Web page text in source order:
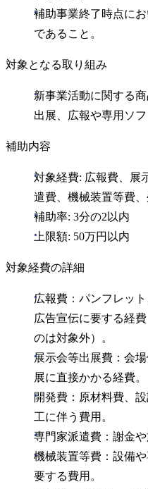
補助事業終了時点に
であること。
対象となる取り組み
新事業活動に関する
出展、広報や専用ソ
補助内容
対象経費: 広報費、展
遣費、機械装置等費
補助率: 3分の2以内
上限額: 50万円以内
対象経費の詳細
広報費：パンフレッ
広告宣伝に要する経
のは対象外）。
展示会等出展費：会
展に直接かかる経費。
開発費：原材料費、
工に伴う費用。
専門家派遣費：謝金や
機械装置等費：設備
要する費用。